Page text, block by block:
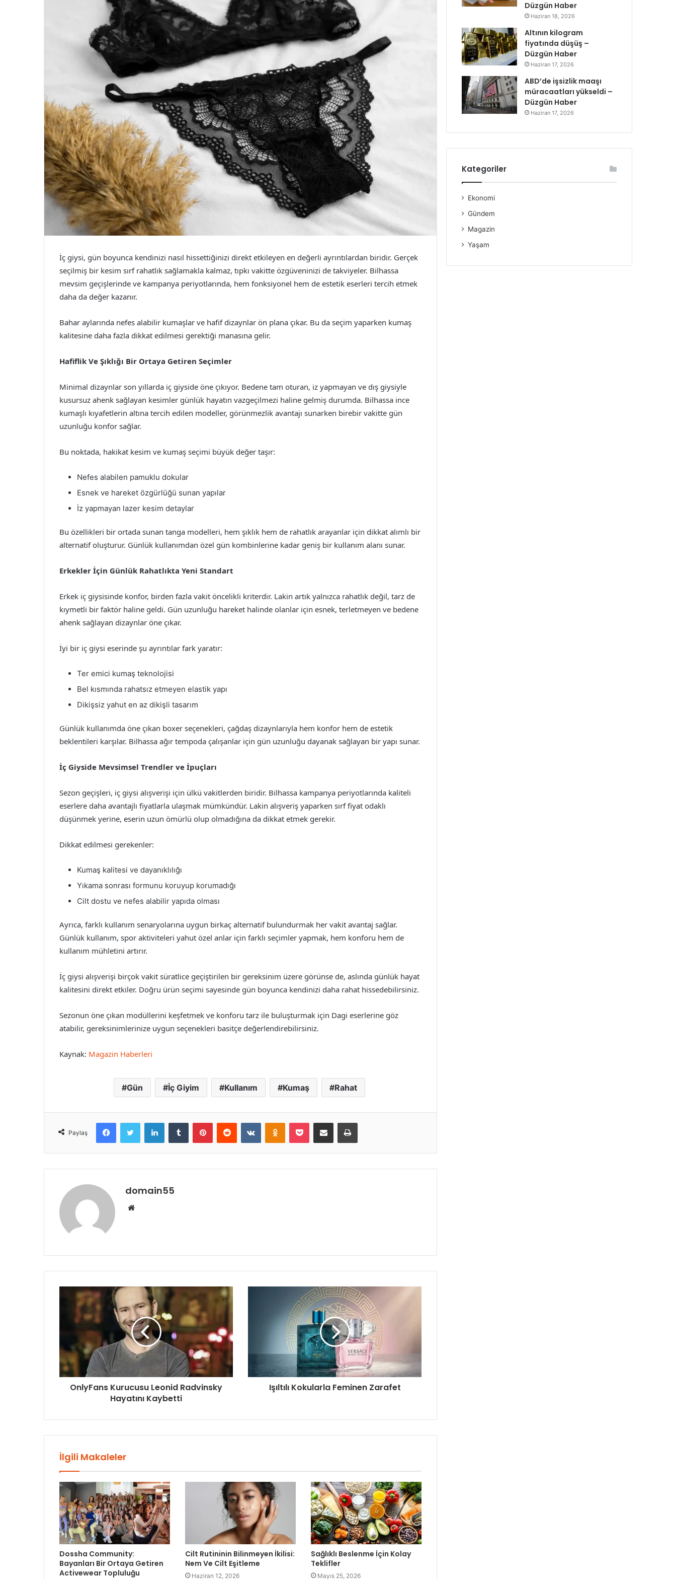
İç giysi, gün boyunca kendinizi nasıl hissettiğinizi direkt etkileyen en değerli ayrıntılardan biridir. Gerçek
seçilmiş bir kesim sırf rahatlık sağlamakla kalmaz, tıpkı vakitte özgüveninizi de takviyeler. Bilhassa
mevsim geçişlerinde ve kampanya periyotlarında, hem fonksiyonel hem de estetik eserleri tercih etmek
daha da değer kazanır.
Bahar aylarında nefes alabilir kumaşlar ve hafif dizaynlar ön plana çıkar. Bu da seçim yaparken kumaş
kalitesine daha fazla dikkat edilmesi gerektiği manasına gelir.
Hafiflik Ve Şıklığı Bir Ortaya Getiren Seçimler
Minimal dizaynlar son yıllarda iç giyside öne çıkıyor. Bedene tam oturan, iz yapmayan ve dış giysiyle
kusursuz ahenk sağlayan kesimler günlük hayatın vazgeçilmezi haline gelmiş durumda. Bilhassa ince
kumaşlı kıyafetlerin altına tercih edilen modeller, görünmezlik avantajı sunarken birebir vakitte gün
uzunluğu konfor sağlar.
Bu noktada, hakikat kesim ve kumaş seçimi büyük değer taşır:
Nefes alabilen pamuklu dokular
Esnek ve hareket özgürlüğü sunan yapılar
İz yapmayan lazer kesim detaylar
Bu özellikleri bir ortada sunan tanga modelleri, hem şıklık hem de rahatlık arayanlar için dikkat alımlı bir
alternatif oluşturur. Günlük kullanımdan özel gün kombinlerine kadar geniş bir kullanım alanı sunar.
Erkekler İçin Günlük Rahatlıkta Yeni Standart
Erkek iç giysisinde konfor, birden fazla vakit öncelikli kriterdir. Lakin artık yalnızca rahatlık değil, tarz de
kıymetli bir faktör haline geldi. Gün uzunluğu hareket halinde olanlar için esnek, terletmeyen ve bedene
ahenk sağlayan dizaynlar öne çıkar.
İyi bir iç giysi eserinde şu ayrıntılar fark yaratır:
Ter emici kumaş teknolojisi
Bel kısmında rahatsız etmeyen elastik yapı
Dikişsiz yahut en az dikişli tasarım
Günlük kullanımda öne çıkan boxer seçenekleri, çağdaş dizaynlarıyla hem konfor hem de estetik
beklentileri karşılar. Bilhassa ağır tempoda çalışanlar için gün uzunluğu dayanak sağlayan bir yapı sunar.
İç Giyside Mevsimsel Trendler ve İpuçları
Sezon geçişleri, iç giysi alışverişi için ülkü vakitlerden biridir. Bilhassa kampanya periyotlarında kaliteli
eserlere daha avantajlı fiyatlarla ulaşmak mümkündür. Lakin alışveriş yaparken sırf fiyat odaklı
düşünmek yerine, eserin uzun ömürlü olup olmadığına da dikkat etmek gerekir.
Dikkat edilmesi gerekenler:
Kumaş kalitesi ve dayanıklılığı
Yıkama sonrası formunu koruyup korumadığı
Cilt dostu ve nefes alabilir yapıda olması
Ayrıca, farklı kullanım senaryolarına uygun birkaç alternatif bulundurmak her vakit avantaj sağlar.
Günlük kullanım, spor aktiviteleri yahut özel anlar için farklı seçimler yapmak, hem konforu hem de
kullanım mühletini artırır.
İç giysi alışverişi birçok vakit süratlice geçiştirilen bir gereksinim üzere görünse de, aslında günlük hayat
kalitesini direkt etkiler. Doğru ürün seçimi sayesinde gün boyunca kendinizi daha rahat hissedebilirsiniz.
Sezonun öne çıkan modüllerini keşfetmek ve konforu tarz ile buluşturmak için Dagi eserlerine göz
atabilir, gereksinimlerinize uygun seçenekleri basitçe değerlendirebilirsiniz.
Kaynak: Magazin Haberleri
Gün İç Giyim Kullanım Kumaş Rahat
Paylaş
FacebookTwitter LinkedInTumblr PinterestReddit VKontakteOdnoklassniki
Pocket E-Posta ile paylaş Yazdır
domain55
Web
OnlyFans Kurucusu Leonid Radvinsky
Hayatını Kaybetti
Işıltılı Kokularla Feminen Zarafet
İlgili Makaleler
Dossha Community:
Bayanları Bir Ortaya Getiren
Activewear Topluluğu
Cilt Rutininin Bilinmeyen İkilisi:
Nem Ve Cilt Eşitleme
Haziran 12, 2026
Sağlıklı Beslenme İçin Kolay
Teklifler
Mayıs 25, 2026
Düzgün Haber
Haziran 18, 2026
Altının kilogram
fiyatında düşüş –
Düzgün Haber
Haziran 17, 2026
ABD’de işsizlik maaşı
müracaatları yükseldi –
Düzgün Haber
Haziran 17, 2026
Kategoriler
Ekonomi
Gündem
Magazin
Yaşam